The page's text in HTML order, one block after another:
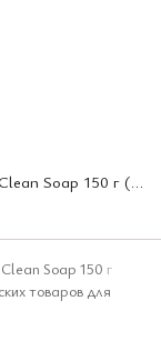
Хозяйственное мыло Mukunghwa Dishtowel Clean Soap 150 г (400770)